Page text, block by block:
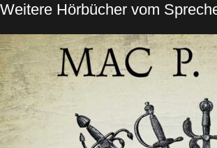
Weitere Hörbücher vom